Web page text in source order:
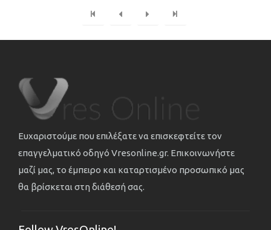
Ευχαριστούμε που επιλέξατε να επισκεφτείτε τον
επαγγελματικό οδηγό Vresonline.gr. Επικοινωνήστε
μαζί μας, το έμπειρο και καταρτισμένο προσωπικό μας
θα βρίσκεται στη διάθεσή σας.